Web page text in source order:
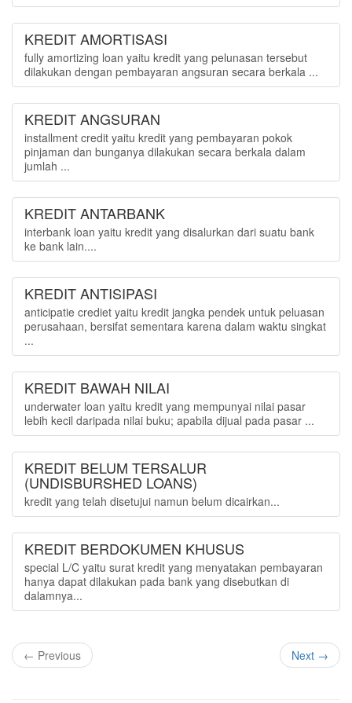
KREDIT AMORTISASI
fully amortizing loan yaitu kredit yang pelunasan tersebut
dilakukan dengan pembayaran angsuran secara berkala ...
KREDIT ANGSURAN
installment credit yaitu kredit yang pembayaran pokok
pinjaman dan bunganya dilakukan secara berkala dalam
jumlah ...
KREDIT ANTARBANK
interbank loan yaitu kredit yang disalurkan dari suatu bank
ke bank lain....
KREDIT ANTISIPASI
anticipatie crediet yaitu kredit jangka pendek untuk peluasan
perusahaan, bersifat sementara karena dalam waktu singkat
...
KREDIT BAWAH NILAI
underwater loan yaitu kredit yang mempunyai nilai pasar
lebih kecil daripada nilai buku; apabila dijual pada pasar ...
KREDIT BELUM TERSALUR
(UNDISBURSHED LOANS)
kredit yang telah disetujui namun belum dicairkan...
KREDIT BERDOKUMEN KHUSUS
special L/C yaitu surat kredit yang menyatakan pembayaran
hanya dapat dilakukan pada bank yang disebutkan di
dalamnya...
← Previous Next →